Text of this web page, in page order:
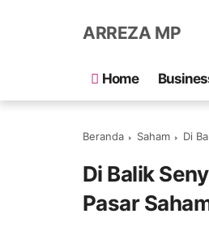
ARREZA MP
Home
Beranda Saham Di
Di Balik
Pasar